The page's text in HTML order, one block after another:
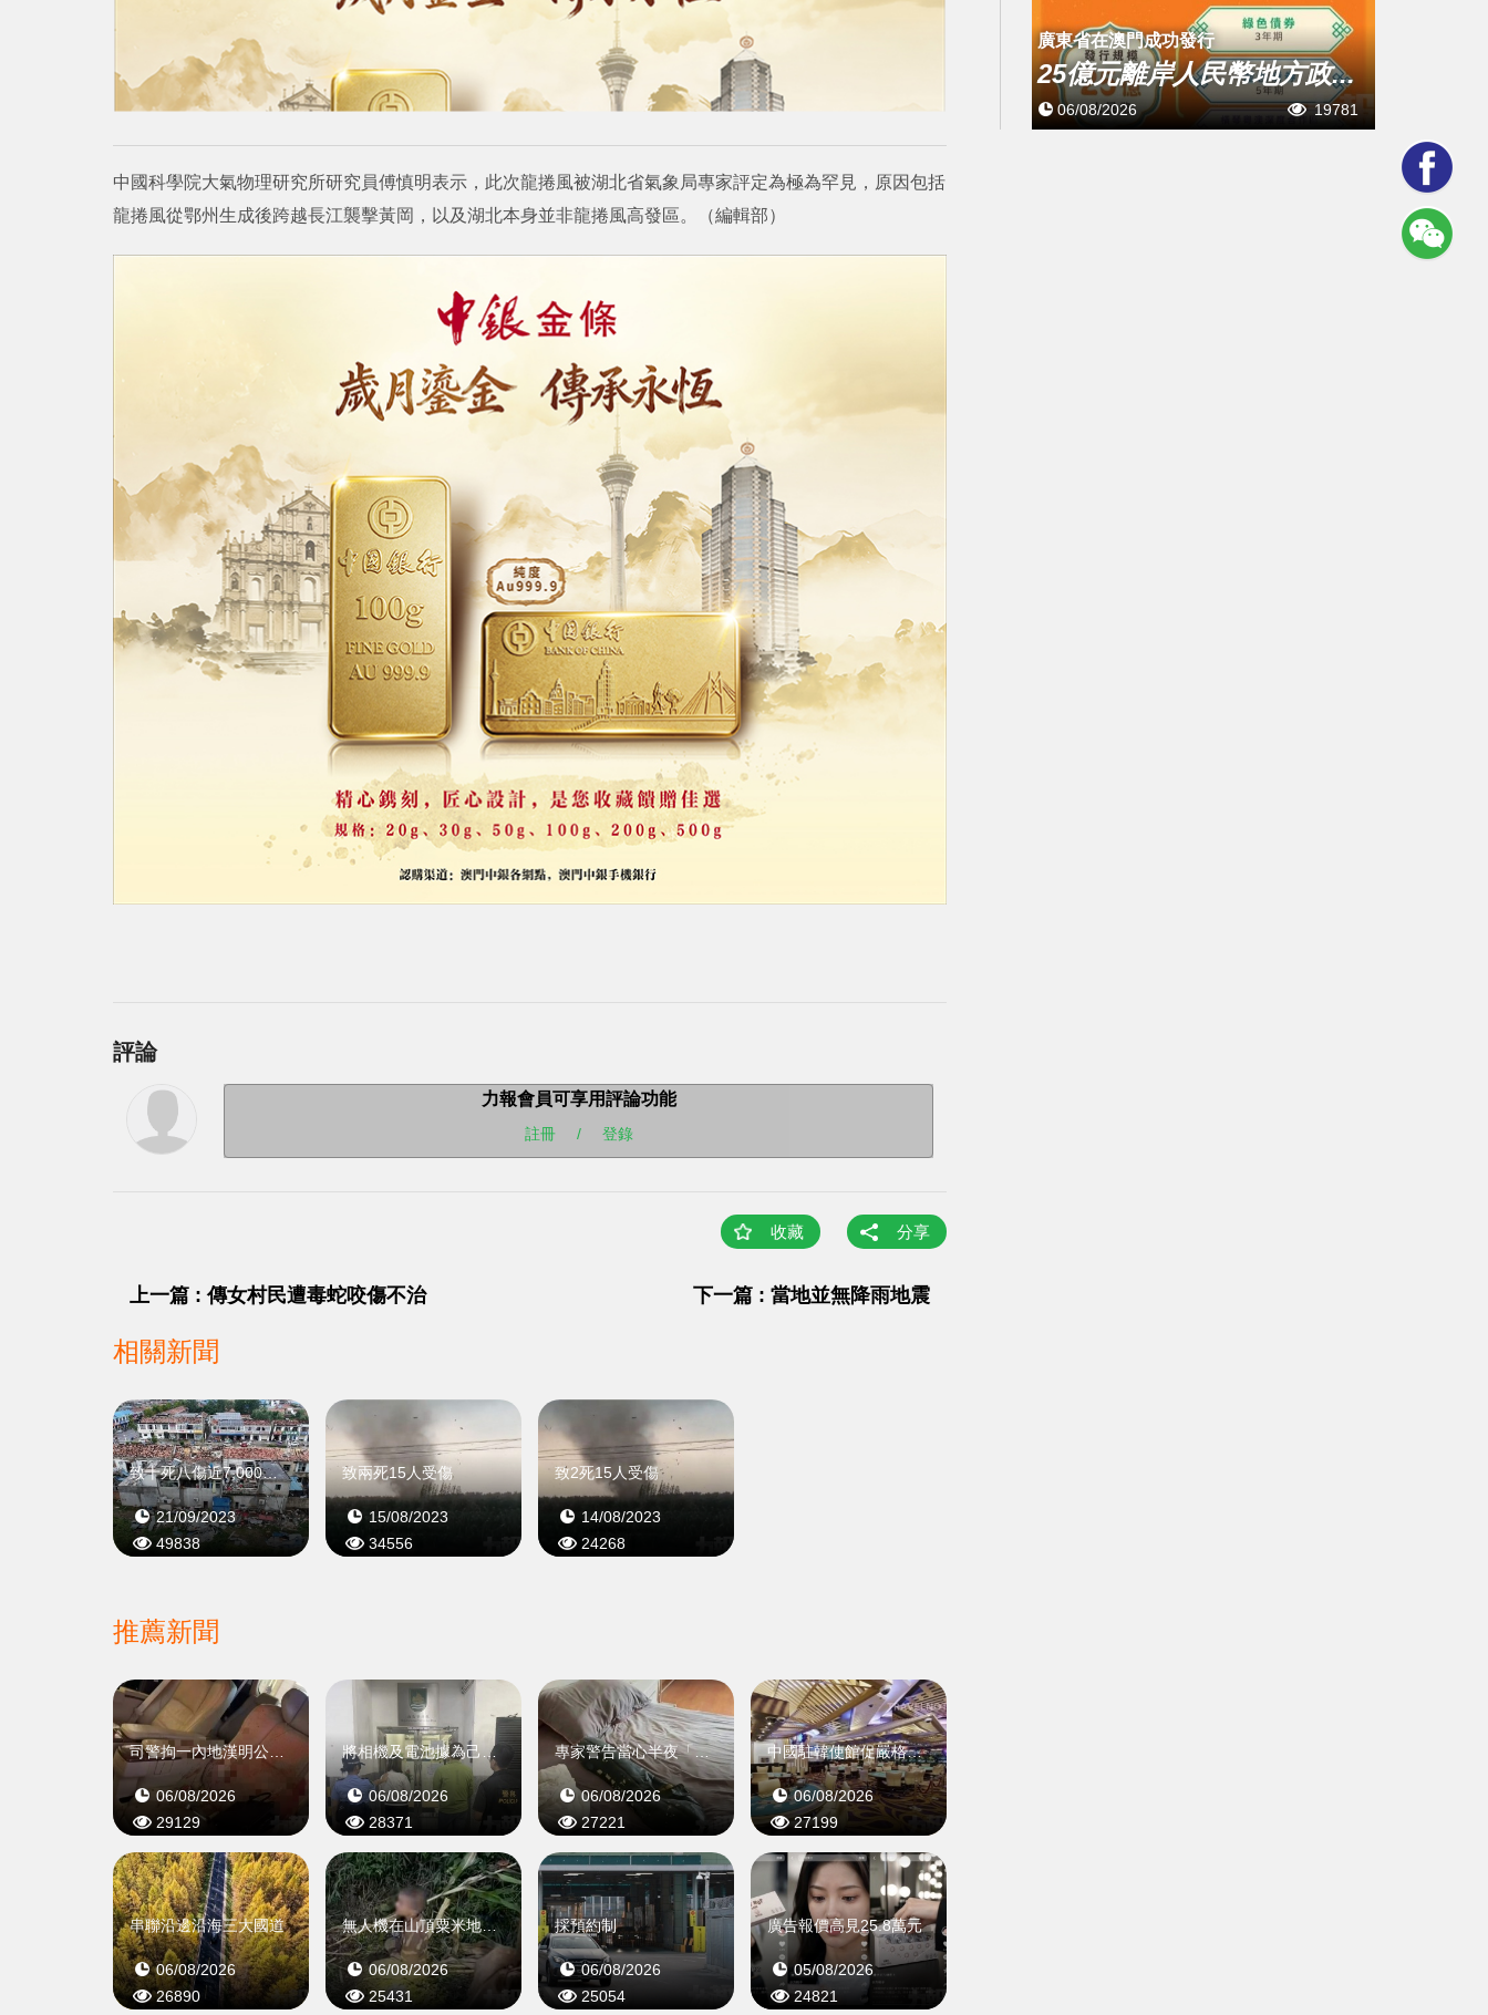
中國科學院大氣物理研究所研究員傅慎明表示，此次龍捲風被湖北省氣象局專家評定為極為罕見，原因包括
龍捲風從鄂州生成後跨越長江襲擊黃岡，以及湖北本身並非龍捲風高發區。（編輯部）
評論
力報會員可享用評論功能
註冊 / 登錄
收藏 分享
上一篇 : 傳女村民遭毒蛇咬傷不治 下一篇 : 當地並無降雨地震
相關新聞
致十死八傷近7,000人受災
21/09/2023
49838
致兩死15人受傷
15/08/2023
34556
致2死15人受傷
14/08/2023
24268
推薦新聞
司警拘一內地漢明公布案情
06/08/2026
29129
將相機及電池據為己有再入境被截
06/08/2026
28371
專家警告當心半夜「炸瓜」
06/08/2026
27221
中國駐韓使館促嚴格規範
06/08/2026
27199
串聯沿邊沿海三大國道
06/08/2026
26890
無人機在山頂粟米地尋回
06/08/2026
25431
採預約制
06/08/2026
25054
廣告報價高見25.8萬元
05/08/2026
24821
廣東省在澳門成功發行
25億元離岸人民幣地方政...
06/08/2026 19781